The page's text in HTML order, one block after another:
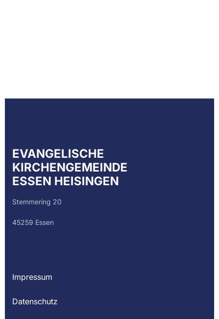
EVANGELISCHE
KIRCHENGEMEINDE
ESSEN HEISINGEN
Stemmering 20
45259 Essen
Impressum
Datenschutz